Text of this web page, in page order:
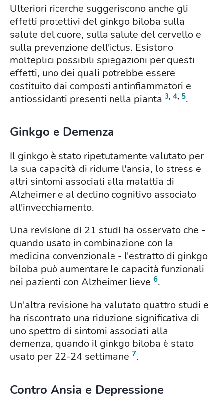
Ulteriori ricerche suggeriscono anche gli
effetti protettivi del ginkgo biloba sulla
salute del cuore, sulla salute del cervello e
sulla prevenzione dell'ictus. Esistono
molteplici possibili spiegazioni per questi
effetti, uno dei quali potrebbe essere
costituito dai composti antinfiammatori e
antiossidanti presenti nella pianta 3, 4, 5.
Ginkgo e Demenza
Il ginkgo è stato ripetutamente valutato per
la sua capacità di ridurre l'ansia, lo stress e
altri sintomi associati alla malattia di
Alzheimer e al declino cognitivo associato
all'invecchiamento.
Una revisione di 21 studi ha osservato che -
quando usato in combinazione con la
medicina convenzionale - l'estratto di ginkgo
biloba può aumentare le capacità funzionali
nei pazienti con Alzheimer lieve 6.
Un'altra revisione ha valutato quattro studi e
ha riscontrato una riduzione significativa di
uno spettro di sintomi associati alla
demenza, quando il ginkgo biloba è stato
usato per 22-24 settimane 7.
Contro Ansia e Depressione